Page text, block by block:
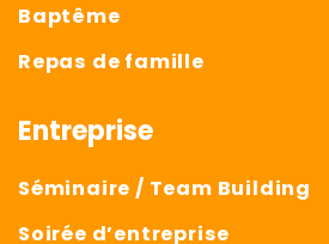
Baptême
Repas de famille
Entreprise
Séminaire / Team Building
Soirée d’entreprise